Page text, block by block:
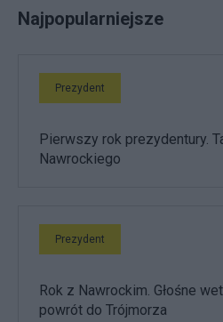
Najpopularniejsze
Prezydent
Pierwszy rok prezydentury.
Nawrockiego
Prezydent
Rok z Nawrockim. Głośne
powrót do Trójmorza